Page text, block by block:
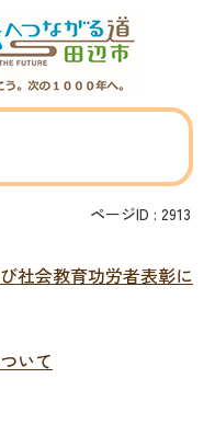
ページID : 2913
社会教育功労者表彰に
いて